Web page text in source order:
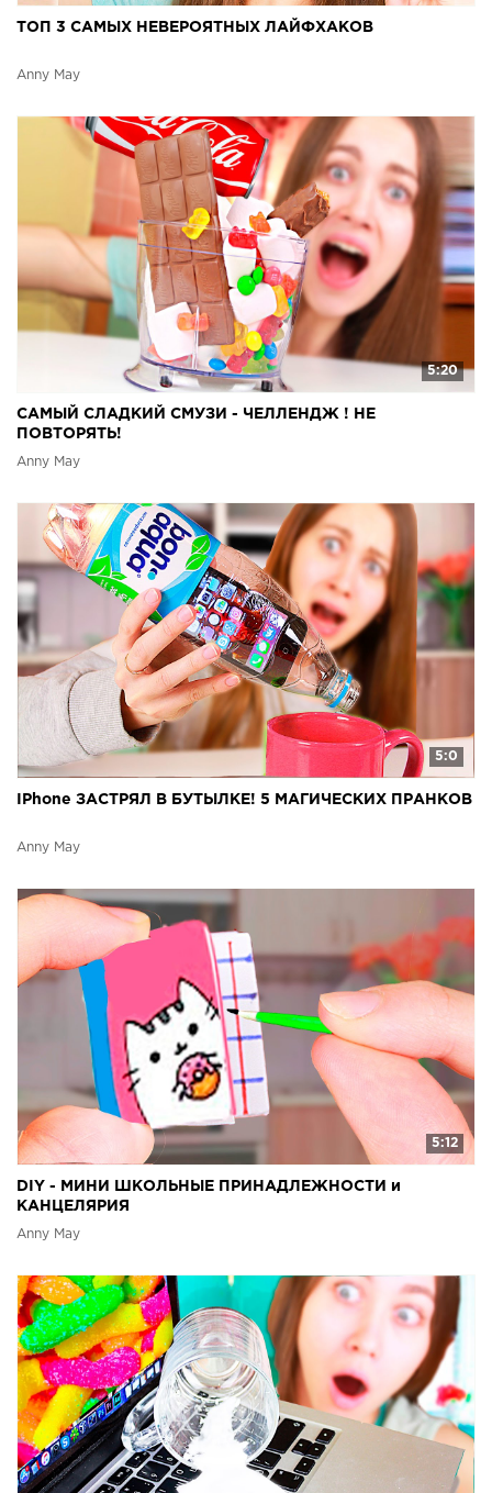
ТОП 3 САМЫХ НЕВЕРОЯТНЫХ ЛАЙФХАКОВ
Anny May
5:20
САМЫЙ СЛАДКИЙ СМУЗИ - ЧЕЛЛЕНДЖ ! НЕ
ПОВТОРЯТЬ!
Anny May
5:0
IPhone ЗАСТРЯЛ В БУТЫЛКЕ! 5 МАГИЧЕСКИХ ПРАНКОВ
Anny May
5:12
DIY - МИНИ ШКОЛЬНЫЕ ПРИНАДЛЕЖНОСТИ и
КАНЦЕЛЯРИЯ
Anny May